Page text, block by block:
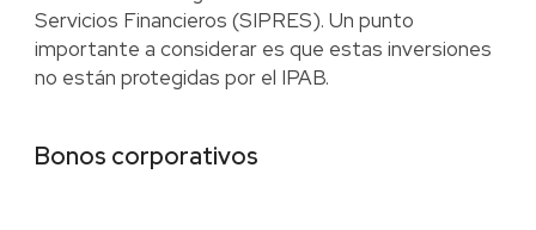
Servicios Financieros (SIPRES). Un punto
importante a considerar es que estas inversiones
no están protegidas por el IPAB.
Bonos corporativos